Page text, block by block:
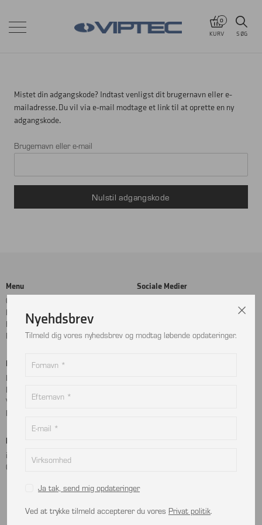
0
KURV
SØG
Mistet din adgangskode? Indtast venligst dit brugernavn eller e-
mailadresse. Du vil via e-mail modtage et link til at oprette en ny
adgangskode.
Brugernavn eller e-mail
Nulstil adgangskode
Menu
Cookie- og privatlivspolitik
Handelsbetingelser
Kontakt
Returnering
Sociale Medier
Betalingskort
MobilePay
Dankort
Visa
Mastercard
Kontakt
info@viptec.dk
CVR: 27527213
Nyehdsbrev
Tilmeld dig vores nyhedsbrev og modtag løbende opdateringer.
Ja tak, send mig opdateringer
Ved at trykke tilmeld accepterer du vores Privat politik.